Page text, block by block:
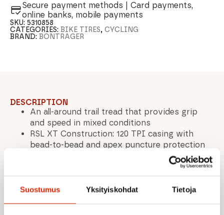
Suostumus Yksityiskohdat Tietoja
Secure payment methods | Card payments,
online banks, mobile payments
SKU: 5310858
CATEGORIES:BIKE TIRES,CYCLING
BRAND:BONTRAGER
DESCRIPTION
An all-around trail tread that provides grip
and speed in mixed conditions
RSL XT Construction: 120 TPI casing with
bead-to-bead and apex puncture protection
Trail Triple-Compound: medium centre, soft
tubeless set-up and puncture protection